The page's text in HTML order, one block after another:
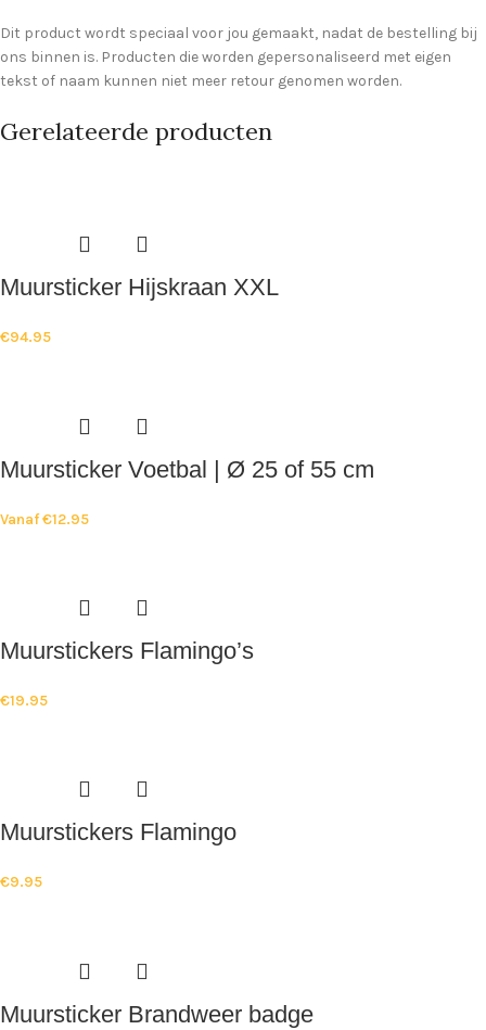
Dit product wordt speciaal voor jou gemaakt, nadat de bestelling bij
ons binnen is. Producten die worden gepersonaliseerd met eigen
tekst of naam kunnen niet meer retour genomen worden.
Gerelateerde producten
Muursticker Hijskraan XXL
€94.95
Muursticker Voetbal | Ø 25 of 55 cm
Vanaf€12.95
Muurstickers Flamingo’s
€19.95
Muurstickers Flamingo
€9.95
Muursticker Brandweer badge